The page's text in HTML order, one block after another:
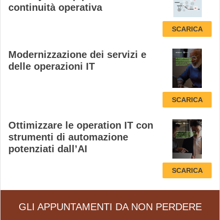
continuità operativa
SCARICA
Modernizzazione dei servizi e
delle operazioni IT
SCARICA
Ottimizzare le operation IT con
strumenti di automazione
potenziati dall’AI
SCARICA
GLI APPUNTAMENTI DA NON PERDERE